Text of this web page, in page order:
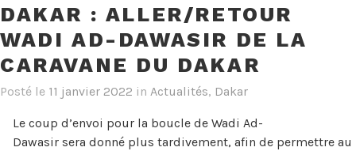
Les
têtes
du
Sodicars
! »
DAKAR : ALLER/RETOUR
WADI AD-DAWASIR DE LA
CARAVANE DU DAKAR
Posté le 11 janvier 2022 in Actualités, Dakar
Le coup d’envoi pour la boucle de Wadi Ad-
Dawasir sera donné plus tardivement, afin de permettre au